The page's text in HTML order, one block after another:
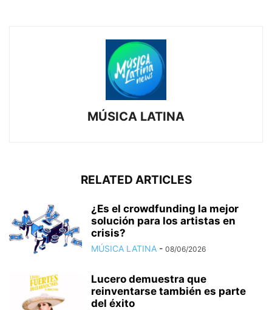
MÚSICA LATINA
RELATED ARTICLES
¿Es el crowdfunding la mejor
solución para los artistas en
crisis?
MÚSICA LATINA - 08/06/2026
Lucero demuestra que
reinventarse también es parte
del éxito